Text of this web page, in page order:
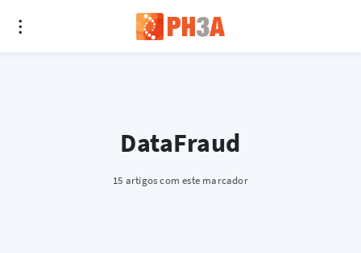
DataFraud
15 artigos com este marcador